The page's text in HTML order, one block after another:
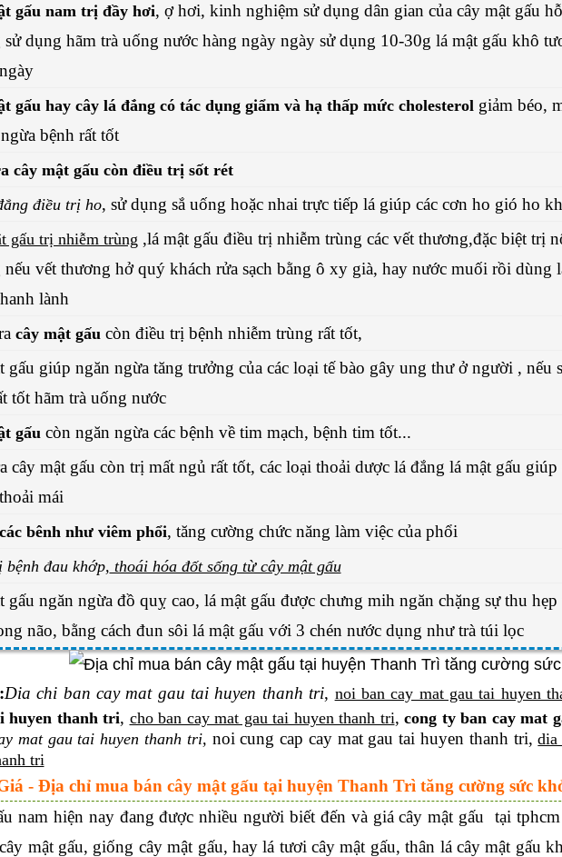
gấu nam trị đầy hơi, ợ hơi, kinh nghiệm sử dụng dân gian của cây mật gấu
dụng hãm trà uống nước hàng ngày ngày sử dụng 10-30g lá mật gấu khô
gấu hay cây lá đắng có tác dụng giẩm và hạ thấp mức cholesterol giảm béo,
bệnh rất tốt
cây mật gấu còn điều trị sốt rét
điều trị ho, sử dụng sắ uống hoặc nhai trực tiếp lá giúp các cơn ho gió ho
gấu trị nhiễm trùng ,lá mật gấu điều trị nhiễm trùng các vết thương,đặc biệt trị
nếu vết thương hở quý khách rửa sạch bằng ô xy già, hay nước muối rồi dùng
lành
cây mật gấu còn điều trị bệnh nhiễm trùng rất tốt,
gấu giúp ngăn ngừa tăng trưởng của các loại tế bào gây ung thư ở người , nếu
tốt hãm trà uống nước
gấu còn ngăn ngừa các bệnh về tim mạch, bệnh tim tốt...
cây mật gấu còn trị mất ngủ rất tốt, các loại thoải dược lá đắng lá mật gấu giúp
mái
bênh như viêm phổi, tăng cường chức năng làm việc của phổi
đau khớp, thoái hóa đốt sống từ cây mật gấu
gấu ngăn ngừa đồ quỵ cao, lá mật gấu được chưng mih ngăn chặng sự thu hẹp
não, bằng cách đun sôi lá mật gấu với 3 chén nước dụng như trà túi lọc
:Dia chi ban cay mat gau tai huyen thanh tri, noi ban cay mat gau tai huyen
huyen thanh tri, cho ban cay mat gau tai huyen thanh tri, cong ty ban cay mat
mat gau tai huyen thanh tri, noi cung cap cay mat gau tai huyen thanh tri,dia
tri
- Địa chỉ mua bán cây mật gấu tại huyện Thanh Trì tăng cường sức
nam hiện nay đang được nhiều người biết đến và giá cây mật gấu tại
mật gấu, giống cây mật gấu, hay lá tươi cây mật gấu, thân lá cây mật gấu